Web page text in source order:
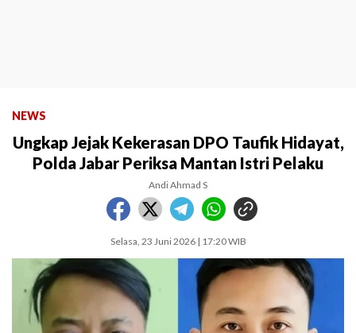
NEWS
Ungkap Jejak Kekerasan DPO Taufik Hidayat,
Polda Jabar Periksa Mantan Istri Pelaku
Andi Ahmad S
Selasa, 23 Juni 2026 | 17:20 WIB